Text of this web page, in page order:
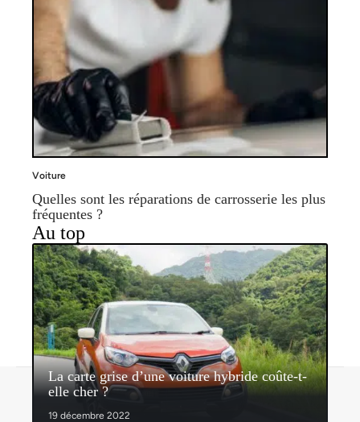
Voiture
Quelles sont les réparations de carrosserie les plus
fréquentes ?
Au top
La carte grise d’une voiture hybride coûte-t-
elle cher ?
19 décembre 2022
Contact Mentions légales Sitemap